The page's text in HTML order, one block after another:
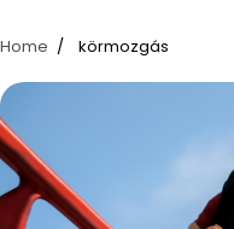
Home körmozgás